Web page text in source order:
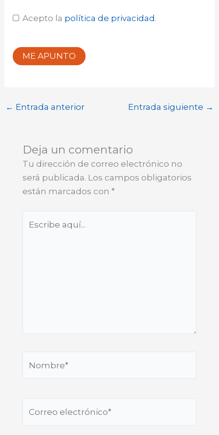
Acepto la política de privacidad.
ME APUNTO
← Entrada anterior Entrada siguiente →
Deja un comentario
Tu dirección de correo electrónico no
será publicada. Los campos obligatorios
están marcados con *
aquí...